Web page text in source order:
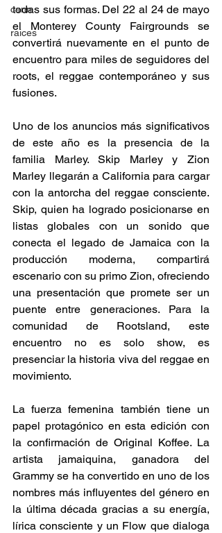
cann
raices
todas sus formas. Del 22 al 24 de mayo
el Monterey County Fairgrounds se
convertirá nuevamente en el punto de
encuentro para miles de seguidores del
roots, el reggae contemporáneo y sus
fusiones.
Uno de los anuncios más significativos
de este año es la presencia de la
familia Marley. Skip Marley y Zion
Marley llegarán a California para cargar
con la antorcha del reggae consciente.
Skip, quien ha logrado posicionarse en
listas globales con un sonido que
conecta el legado de Jamaica con la
producción moderna, compartirá
escenario con su primo Zion, ofreciendo
una presentación que promete ser un
puente entre generaciones. Para la
comunidad de Rootsland, este
encuentro no es solo show, es
presenciar la historia viva del reggae en
movimiento.
La fuerza femenina también tiene un
papel protagónico en esta edición con
la confirmación de Original Koffee. La
artista jamaiquina, ganadora del
Grammy se ha convertido en uno de los
nombres más influyentes del género en
la última década gracias a su energía,
lírica consciente y un Flow que dialoga